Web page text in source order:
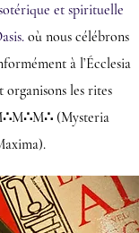
et spirituelle
où nous célébrons
à l’Écclesia
les rites
(Mysteria